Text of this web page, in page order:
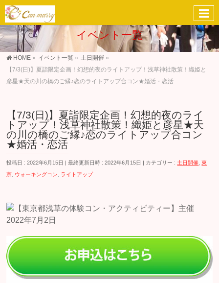
イベント一覧
HOME » イベント一覧 » 土日開催 »
【7/3(日)】夏詣限定企画！幻想的夜のライトアップ！浅草神社散策！織姫と
彦星★天の川の橋のご縁♪恋のライトアップ合コン★婚活・恋活
【7/3(日)】夏詣限定企画！幻想的夜のライ
トアップ！浅草神社散策！織姫と彦星★天
の川の橋のご縁♪恋のライトアップ合コン
★婚活・恋活
投稿日 : 2022年6月15日 最終更新日時 : 2022年6月15日 カテゴリー : 土日開催 ,東
京 ウォーキングコン ライトアップ